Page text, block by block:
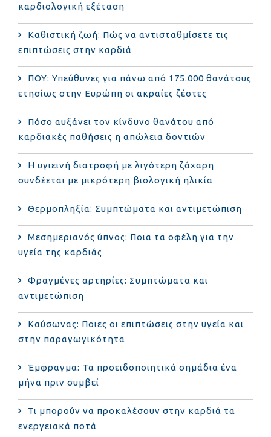
καρδιολογική εξέταση
Καθιστική ζωή: Πώς να αντισταθμίσετε τις
επιπτώσεις στην καρδιά
ΠΟΥ: Υπεύθυνες για πάνω από 175.000 θανάτους
ετησίως στην Ευρώπη οι ακραίες ζέστες
Πόσο αυξάνει τον κίνδυνο θανάτου από
καρδιακές παθήσεις η απώλεια δοντιών
Η υγιεινή διατροφή με λιγότερη ζάχαρη
συνδέεται με μικρότερη βιολογική ηλικία
Θερμοπληξία: Συμπτώματα και αντιμετώπιση
Μεσημεριανός ύπνος: Ποια τα οφέλη για την
υγεία της καρδιάς
Φραγμένες αρτηρίες: Συμπτώματα και
αντιμετώπιση
Καύσωνας: Ποιες οι επιπτώσεις στην υγεία και
στην παραγωγικότητα
Έμφραγμα: Τα προειδοποιητικά σημάδια ένα
μήνα πριν συμβεί
Τι μπορούν να προκαλέσουν στην καρδιά τα
ενεργειακά ποτά